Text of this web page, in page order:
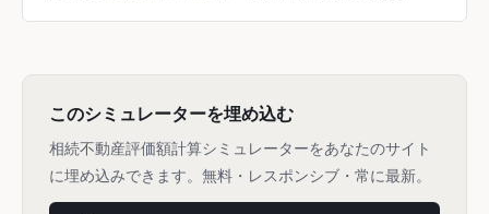
このシミュレーターを埋め込む
相続不動産評価額計算シミュレーターをあなたのサイト
に埋め込みできます。無料・レスポンシブ・常に最新。